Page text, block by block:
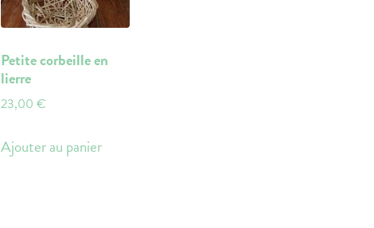
Petite corbeille en
lierre
23,00 €
Ajouter au panier